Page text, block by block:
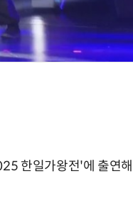
한일가왕전'에 출연해